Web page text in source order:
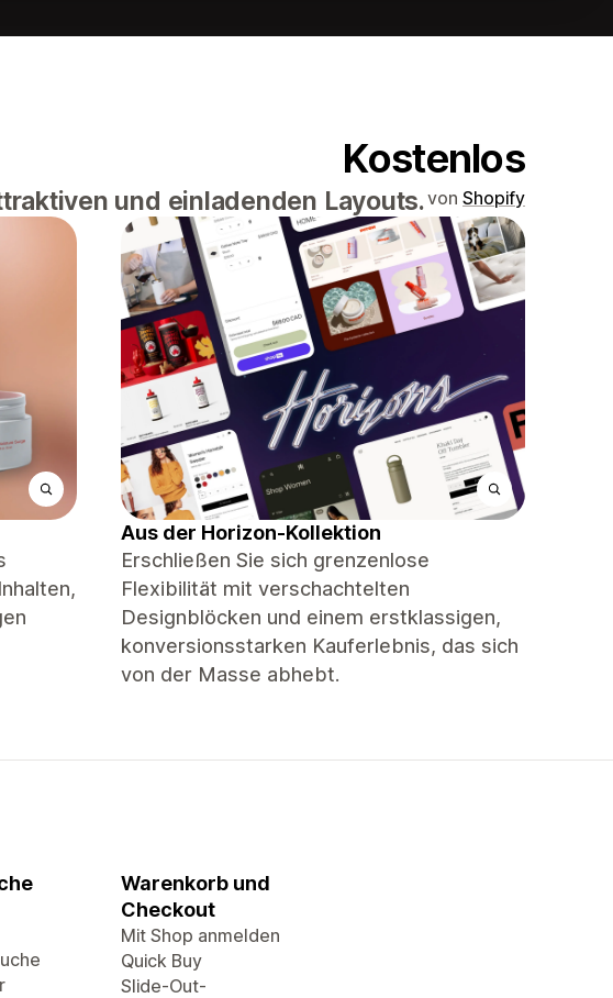
Kostenlos
und einladenden Layouts.von Shopify
Aus der Horizon-Kollektion
Erschließen Sie sich grenzenlose
Flexibilität mit verschachtelten
Designblöcken und einem erstklassigen,
konversionsstarken Kauferlebnis, das sich
von der Masse abhebt.
Warenkorb und
Checkout
Mit Shop anmelden
Quick Buy
Slide-Out-